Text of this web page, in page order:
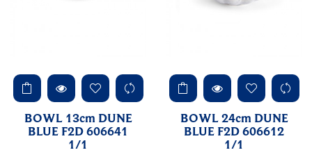
BOWL 13cm DUNE
BLUE F2D 606641
1/1
BOWL 24cm DUNE
BLUE F2D 606612
1/1